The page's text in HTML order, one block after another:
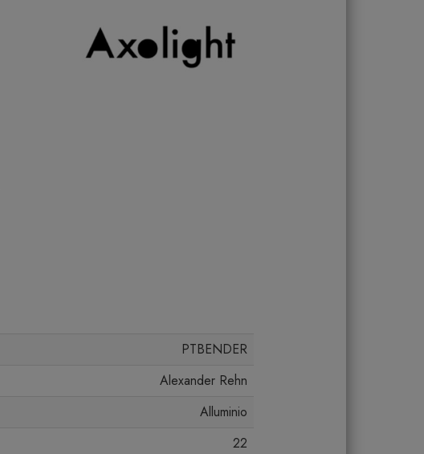
PTBENDER
Alexander Rehn
Alluminio
22